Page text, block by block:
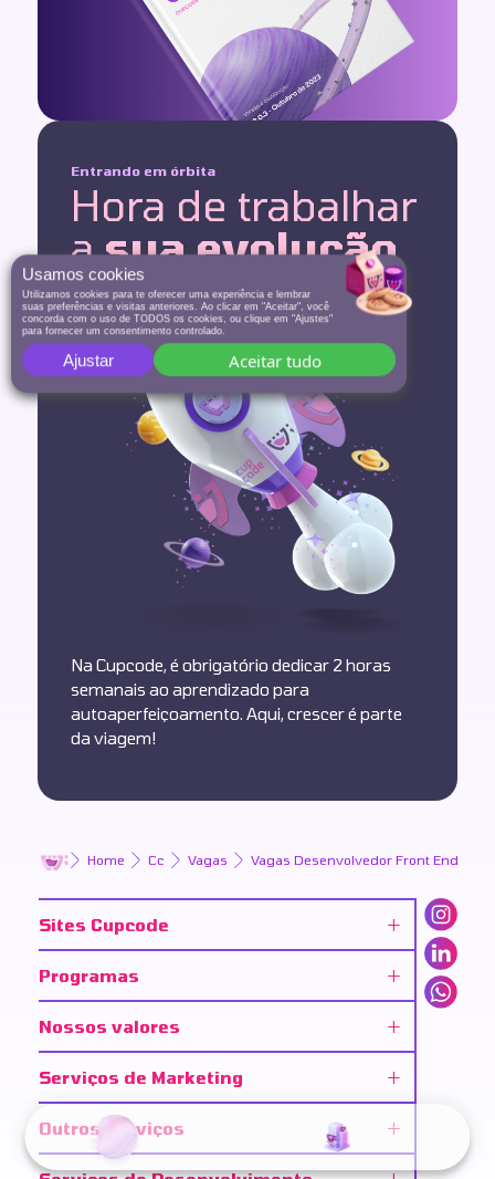
Entrando em órbita
Hora de trabalhar
asua evolução
Na Cupcode, é obrigatório dedicar 2 horas
semanais ao aprendizado para
autoaperfeiçoamento. Aqui, crescer é parte
da viagem!
Home Cc Vagas Vagas Desenvolvedor Front End
Sites Cupcode +
Cupcode.com.br
Cupcode Civic
GiantLeap
Programas +
IndicaAí - Afiliados
Parceria Cupcode
Nossos valores +
Ética e Compliance
Meio Ambiente
Pessoas
Serviços de Marketing +
Marketing Digital
Branding
Outros serviços +
Usamos cookies
Utilizamos cookies para te oferecer uma experiência e lembrar
suas preferências e visitas anteriores. Ao clicar em "Aceitar", você
concorda com o uso de TODOS os cookies, ou clique em "Ajustes"
para fornecer um consentimento controlado.
Ajustar Aceitar tudo